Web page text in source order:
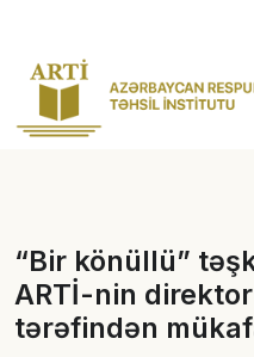
“Bir könüllü”
ARTİ-nin
tərəfindən